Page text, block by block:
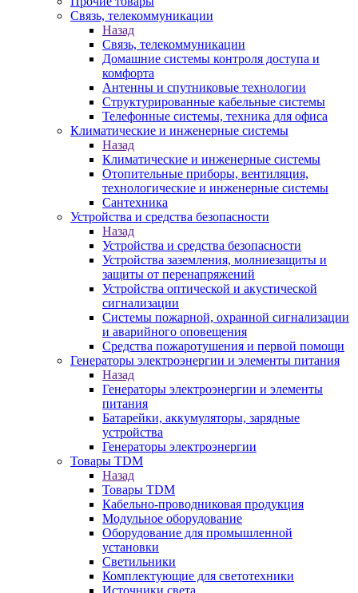
Связь, телекоммуникации
Назад
Связь, телекоммуникации
Домашние системы контроля доступа и
комфорта
Антенны и спутниковые технологии
Структурированные кабельные системы
Телефонные системы, техника для офиса
Климатические и инженерные системы
Назад
Климатические и инженерные системы
Отопительные приборы, вентиляция,
технологические и инженерные системы
Сантехника
Устройства и средства безопасности
Назад
Устройства и средства безопасности
Устройства заземления, молниезащиты и
защиты от перенапряжений
Устройства оптической и акустической
сигнализации
Системы пожарной, охранной сигнализации
и аварийного оповещения
Средства пожаротушения и первой помощи
Генераторы электроэнергии и элементы питания
Назад
Генераторы электроэнергии и элементы
питания
Батарейки, аккумуляторы, зарядные
устройства
Генераторы электроэнергии
Товары TDM
Назад
Товары TDM
Кабельно-проводниковая продукция
Модульное оборудование
Оборудование для промышленной
установки
Светильники
Комплектующие для светотехники
Источники света